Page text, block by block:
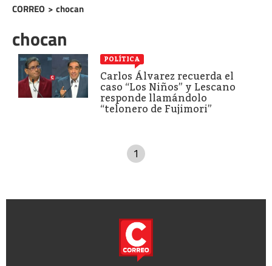
CORREO > chocan
chocan
POLÍTICA
Carlos Álvarez recuerda el
caso “Los Niños” y Lescano
responde llamándolo
“telonero de Fujimori”
1